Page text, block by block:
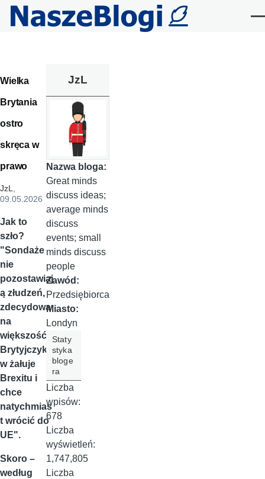
Przejdź do treści
Wielka
Brytania
ostro
skręca w
prawo
JzL,
09.05.2026
Jak to
szło?
"Sondaże
nie
pozostawiaj
ą złudzeń,
zdecydowa
na
większość
Brytyjczykó
w żałuje
Brexitu i
chce
natychmias
t wrócić do
UE".
Skoro –
według
JzL
Nazwa bloga:
Great minds
discuss ideas;
average minds
discuss
events; small
minds discuss
people
Zawód:
Przedsiębiorca
Miasto:
Londyn
Staty
styka
bloge
ra
Liczba
wpisów:
678
Liczba
wyświetleń:
1,747,805
Liczba